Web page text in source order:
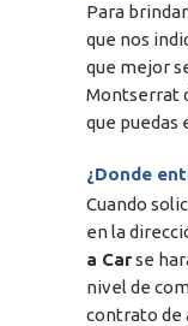
Para
que nos
que mejor
Montserrat
que puedas
¿Donde
Cuando
en la
a Carse
nivel de
contrato de